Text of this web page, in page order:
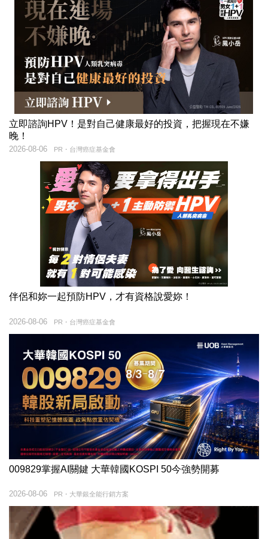
立即諮詢HPV！是對自己健康最好的投資，把握現在不嫌
晚！
PR・台灣癌症基金會
2026-08-06
伴侶和妳一起預防HPV，才有資格說愛妳！
PR・台灣癌症基金會
2026-08-06
009829掌握AI關鍵 大華韓國KOSPI 50今強勢開募
PR・大華銀全能行銷方案
2026-08-06